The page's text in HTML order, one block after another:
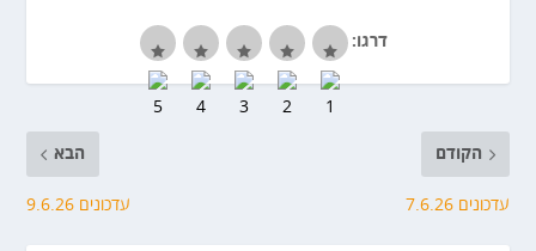
דרגו:
הקודם
עדכונים 7.6.26
הבא
עדכונים 9.6.26